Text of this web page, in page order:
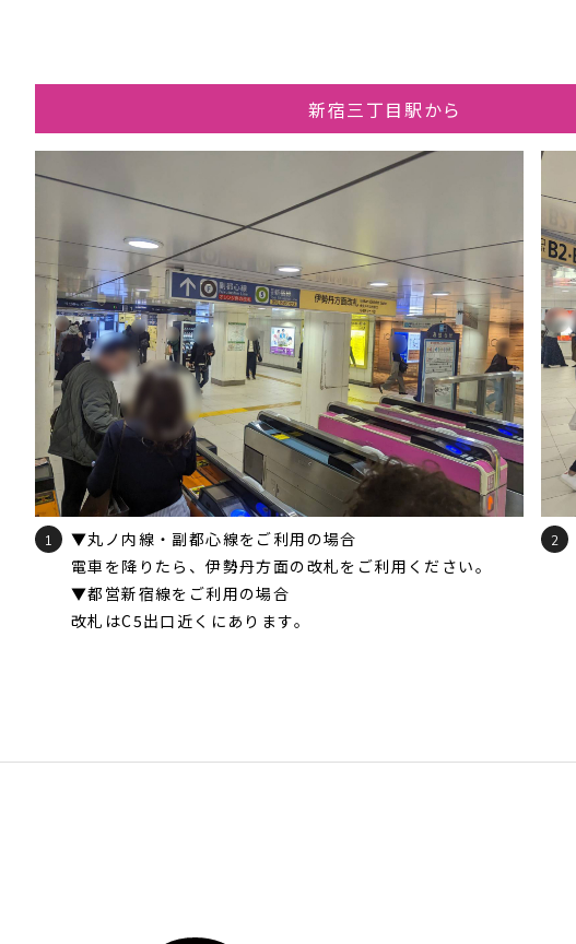
新宿三丁目駅から
1
▼丸ノ内線・副都心線をご利用の場合
電車を降りたら、伊勢丹方面の改札をご利用ください。
▼都営新宿線をご利用の場合
改札はC5出口近くにあります。
2